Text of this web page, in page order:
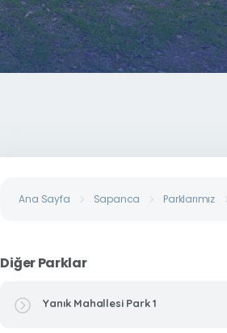
Ana Sayfa Sapanca Parklarımız
Diğer Parklar
Yanık Mahallesi Park 1